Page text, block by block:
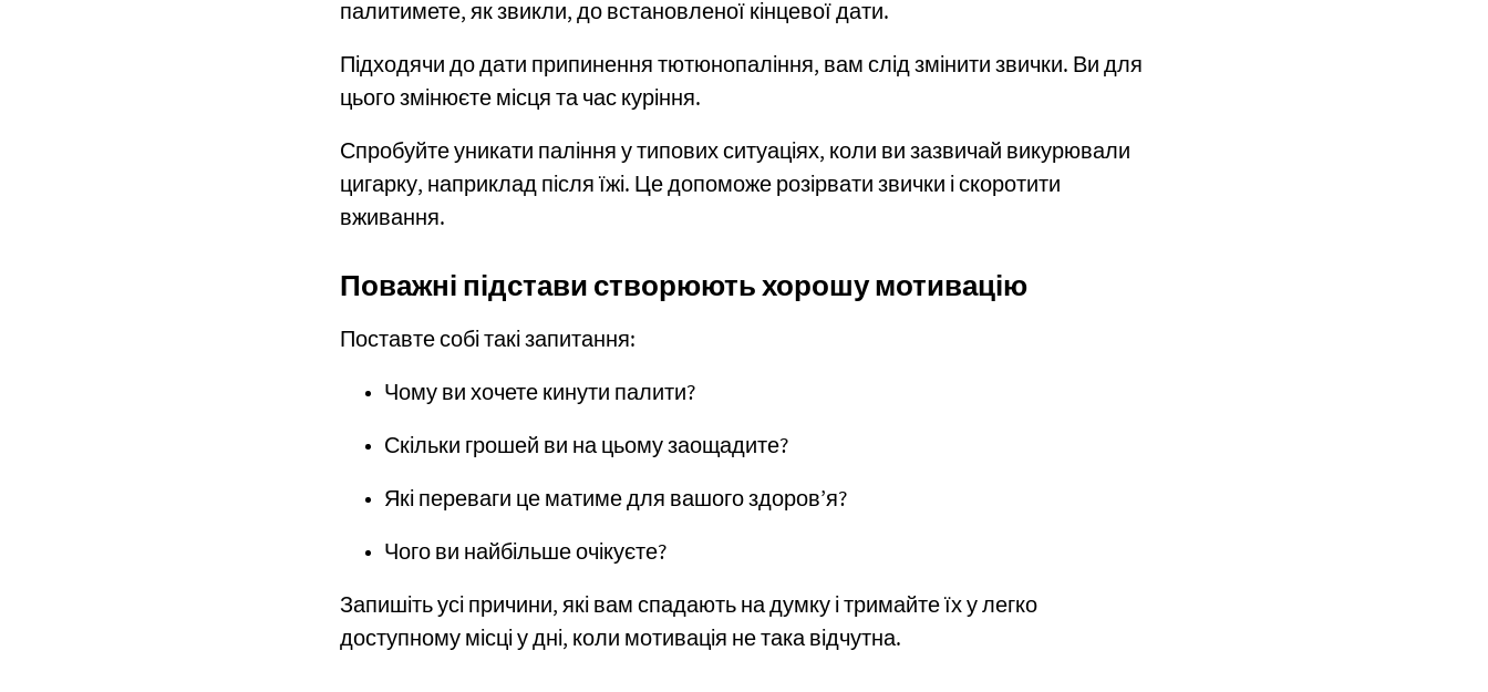
палитимете, як звикли, до встановленої кінцевої дати.
Підходячи до дати припинення тютюнопаління, вам слід змінити звички. Ви для
цього змінюєте місця та час куріння.
Спробуйте уникати паління у типових ситуаціях, коли ви зазвичай викурювали
цигарку, наприклад після їжі. Це допоможе розірвати звички і скоротити
вживання.
Поважні підстави створюють хорошу мотивацію
Поставте собі такі запитання:
Чому ви хочете кинути палити?
Скільки грошей ви на цьому заощадите?
Які переваги це матиме для вашого здоров’я?
Чого ви найбільше очікуєте?
Запишіть усі причини, які вам спадають на думку і тримайте їх у легко
доступному місці у дні, коли мотивація не така відчутна.